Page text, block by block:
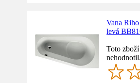
Vana
levá
Toto
nehodnotil.